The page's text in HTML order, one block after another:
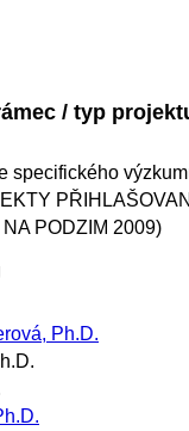
/ typ
specifického
PODZIM 2009)
Ph.D.